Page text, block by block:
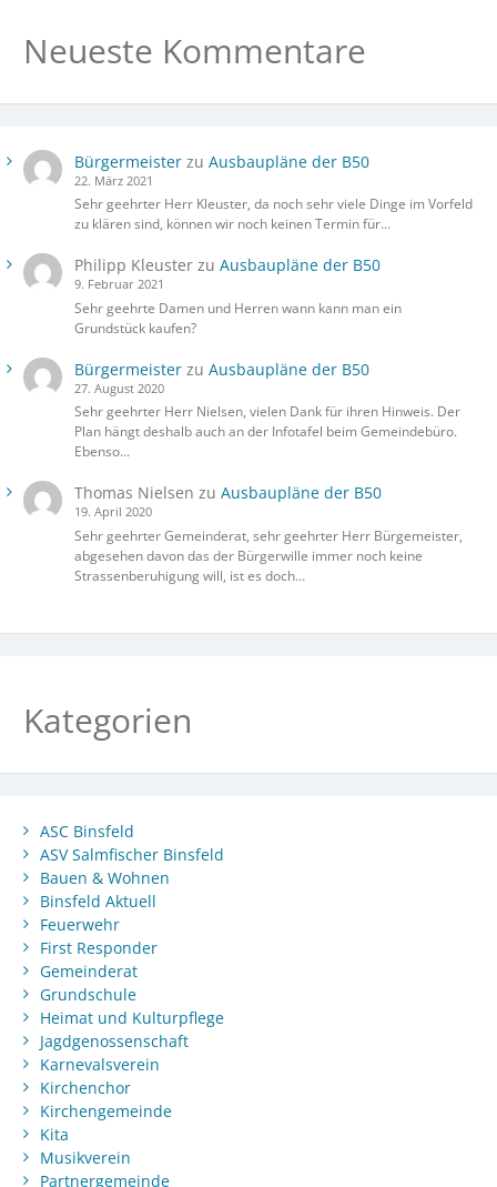
Neueste Kommentare
Bürgermeisterzu Ausbaupläne der B50
22. März 2021
Sehr geehrter Herr Kleuster, da noch sehr viele Dinge im Vorfeld
zu klären sind, können wir noch keinen Termin für…
Philipp Kleusterzu Ausbaupläne der B50
9. Februar 2021
Sehr geehrte Damen und Herren wann kann man ein
Grundstück kaufen?
Bürgermeisterzu Ausbaupläne der B50
27. August 2020
Sehr geehrter Herr Nielsen, vielen Dank für ihren Hinweis. Der
Plan hängt deshalb auch an der Infotafel beim Gemeindebüro.
Ebenso…
Thomas Nielsen zu Ausbaupläne der B50
19. April 2020
Sehr geehrter Gemeinderat, sehr geehrter Herr Bürgemeister,
abgesehen davon das der Bürgerwille immer noch keine
Strassenberuhigung will, ist es doch…
Kategorien
ASC Binsfeld
ASV Salmfischer Binsfeld
Bauen & Wohnen
Binsfeld Aktuell
Feuerwehr
First Responder
Gemeinderat
Grundschule
Heimat und Kulturpflege
Jagdgenossenschaft
Karnevalsverein
Kirchenchor
Kirchengemeinde
Kita
Musikverein
Partnergemeinde